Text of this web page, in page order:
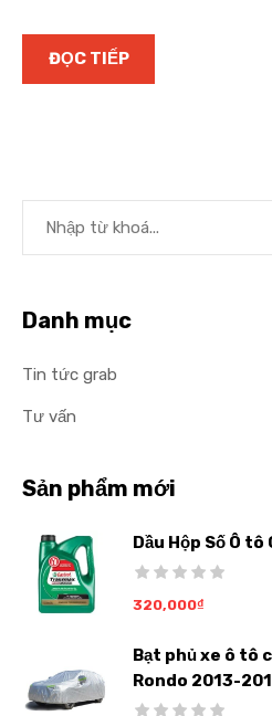
ĐỌC TIẾP
Danh mục
Tin tức grab
Tư vấn
Sản phẩm mới
Dầu Hộp Số Ô
320,000₫
Bạt phủ xe ô tô
Rondo 2013-